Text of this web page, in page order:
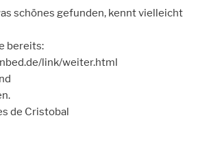
schönes gefunden, kennt vielleicht
bereits:
link/weiter.html
de Cristobal